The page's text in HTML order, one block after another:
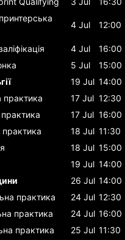
4 Jul 12:00
4 Jul
16:00
5 Jul
15:00
19 Jul 14:00
практика 17 Jul 12:30
практика 17 Jul 16:00
практика 18 Jul 11:30
18 Jul 15:00
19 Jul 14:00
26 Jul 14:00
практика 24 Jul 12:30
практика 24 Jul 16:00
практика 25 Jul 11:30